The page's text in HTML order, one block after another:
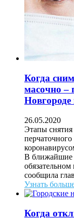
Когда
масочно
Новгороде
26.05.2020
Этапы
В ближайшие
сообщила
Узнать
Когда